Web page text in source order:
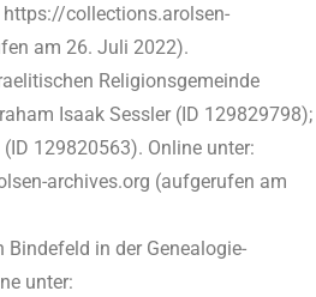
https://collections.arolsen-
am 26. Juli 2022).
Religionsgemeinde
Isaak Sessler (ID 129829798);
129820563). Online unter:
archives.org (aufgerufen am
Bindefeld in der Genealogie-
unter: